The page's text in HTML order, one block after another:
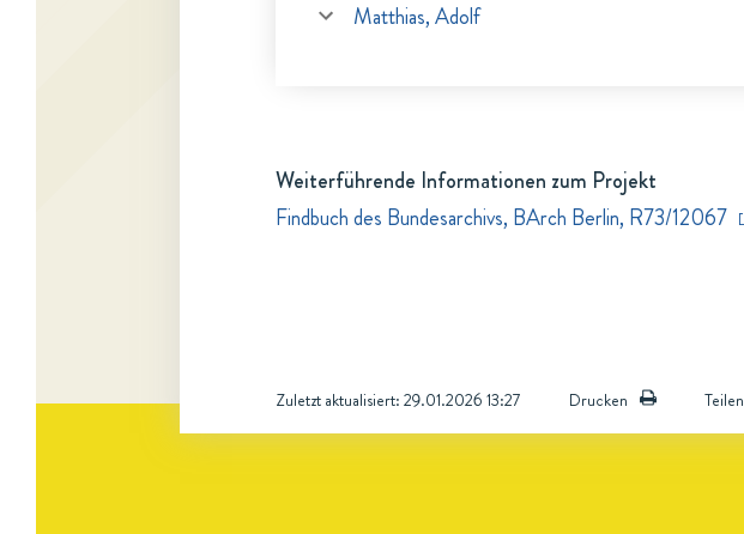
Matthias, Adolf
Weiterführende Informationen zum Projekt
Findbuch des Bundesarchivs, BArch Berlin, R73/12067
Zuletzt aktualisiert: 29.01.2026 13:27 Drucken Teilen